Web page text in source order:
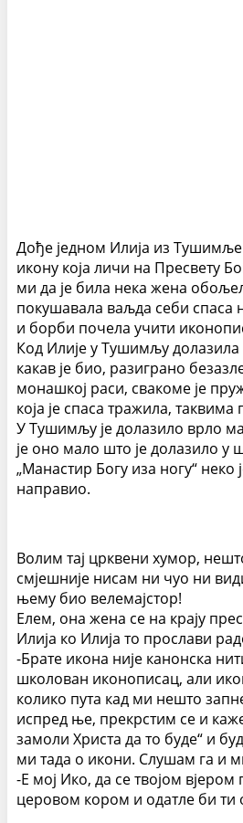
Дође једном Илија из Тушимље
икону која личи на Пресвету
ми да је била нека жена
покушавала ваљда себи спаса
и борби почела учити
Код Илије у Тушимљу
какав је био, разиграно
монашкој раси, свакоме је
која је спаса тражила, таквима
У Тушимљу је долазило врло
је оно мало што је долазило у
„Манастир Богу иза ногу“ неко
направио.
Волим тај црквени хумор,
смјешније нисам ни чуо ни
њему био велемајстор!
Елем, она жена се на крају
Илија ко Илија то прослави
-Брате икона није канонска
школован иконописац, али
колико пута кад ми нешто
испред ње, прекрстим се и
замоли Христа да то буде“ и
ми тада о икони. Слушам га и
-Е мој Ико, да се твојом
церовом кором и одатле би ти